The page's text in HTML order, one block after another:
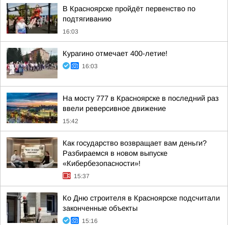
В Красноярске пройдёт первенство по
подтягиванию
16:03
Курагино отмечает 400-летие!
16:03
На мосту 777 в Красноярске в последний раз
ввели реверсивное движение
15:42
Как государство возвращает вам деньги?
Разбираемся в новом выпуске
«Кибербезопасности»!
15:37
Ко Дню строителя в Красноярске подсчитали
законченные объекты
15:16